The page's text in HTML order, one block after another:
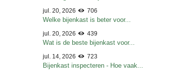
jul. 20, 2026 706
Welke bijenkast is beter voor...
jul. 20, 2026 439
Wat is de beste bijenkast voor...
jul. 14, 2026 723
Bijenkast inspecteren - Hoe vaak...